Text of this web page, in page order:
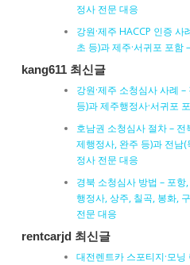
정사 전문 대응
강원·제주 HACCP 인증
초 등)과 제주·서귀포 포함
kang611 최신글
강원·제주 소청심사 사례
등)과 제주행정사·서귀포
호남권 소청심사 절차 –
제행정사, 완주 등)과 전남
정사 전문 대응
경북 소청심사 방법 – 포
행정사, 상주, 칠곡, 봉화,
전문 대응
rentcarjd 최신글
대전렌트카 스포티지·모